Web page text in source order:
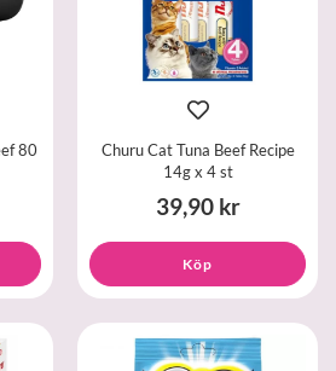
80
Churu Cat Tuna Beef Recipe
14g x 4 st
39,90 kr
Köp